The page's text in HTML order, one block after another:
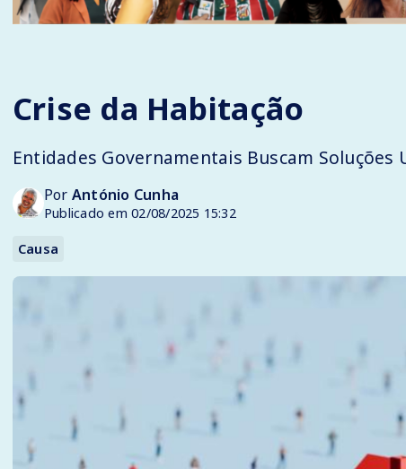
Crise da Habitação
Entidades Governamentais Buscam Soluções
Por António Cunha
Publicado em 02/08/2025 15:32
Causa